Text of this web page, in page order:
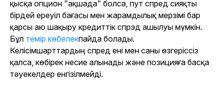
қысқа опцион "ақшада" болса, пут спред сияқты
бірдей ереуіл бағасы мен жарамдылық мерзімі бар
қарсы аю шақыру кредиттік спрэд ашылуы мүмкін.
Бұл темір көбелекпайда болады.
Келісімшарттардың спред ені мен саны өзгеріссіз
қалса, көбірек несие алынады және позицияға басқа
тәуекелдер енгізілмейді.